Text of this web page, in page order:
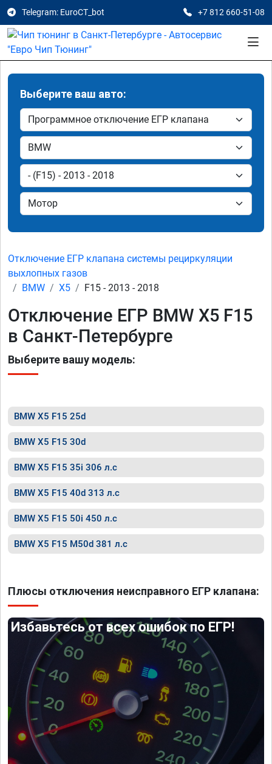
Telegram: EuroCT_bot +7 812 660-51-08
Выберите ваш авто:
Отключение ЕГР клапана системы рециркуляции
выхлопных газов
BMW
X5 F15 - 2013 - 2018
Отключение ЕГР BMW X5 F15
в Санкт-Петербурге
Выберите вашу модель:
BMW X5 F15 25d
BMW X5 F15 30d
BMW X5 F15 35i 306 л.с
BMW X5 F15 40d 313 л.с
BMW X5 F15 50i 450 л.с
BMW X5 F15 M50d 381 л.с
Плюсы отключения неисправного ЕГР клапана:
Избавьтесь от всех ошибок по ЕГР!